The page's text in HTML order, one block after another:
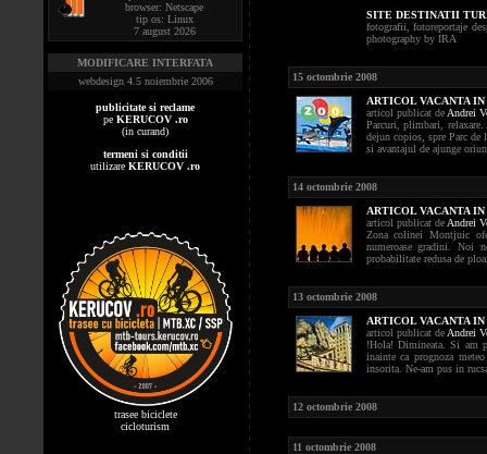
browser: Netscape
tip os: Linux
7 august 2026
MODIFICARE INTERFATA
webdesign 4.5 noiembrie 2006
publicitate si reclame
pe KERUCOV .ro
(in curand)
termeni si conditii
utilizare KERUCOV .ro
trasee biciclete
cicloturism
SITE DESTINATII
fotografii, fotoreportaje
photography by IRA
15 octombrie 2008
ARTICOL VACANTA
articol publicat de Andrei
Parcuri, plimbari,
dejun copios, spre Parc
si avantajul de ajunge
14 octombrie 2008
ARTICOL VACANTA
articol publicat de Andrei
Zona colinei Montjuic
numeroase gradini. Noi
probabilitate redusa de
13 octombrie 2008
ARTICOL VACANTA
articol publicat de Andrei
!Hola! Dimineata. Si am
inainte ca prognoza
insorita. Ne-am pus in
12 octombrie 2008
11 octombrie 2008